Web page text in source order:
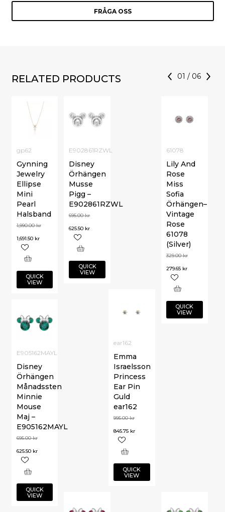
FRÅGA OSS
RELATED PRODUCTS 01 / 06
gp62
Gynning
Jewelry
Ellipse
Mini
Pearl
Halsband
1,990.00kr
1,691.50 kr
QUICK
VIEW
61078
Lily And
Rose
Miss
Sofia
Örhängen–
Vintage
Rose
61078
(Silver)
329.00kr
279.65 kr
QUICK
VIEW
E902861RZWL
Disney
Örhängen
Musse
Pigg –
E902861RZWL
695.00kr
625.50 kr
QUICK
VIEW
ear162
Emma
Israelsson
Princess
Ear Pin
Guld
ear162
995.00kr
845.75 kr
QUICK
VIEW
E905162MAYL
Disney
Örhängen
Månadssten
Minnie
Mouse
Maj –
E905162MAYL
695.00kr
625.50 kr
QUICK
VIEW